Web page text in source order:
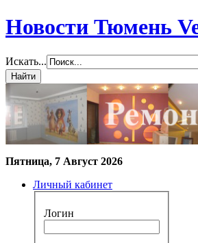
Новости Тюмень
Искать...
Пятница, 7 Август 2026
Личный кабинет
Логин